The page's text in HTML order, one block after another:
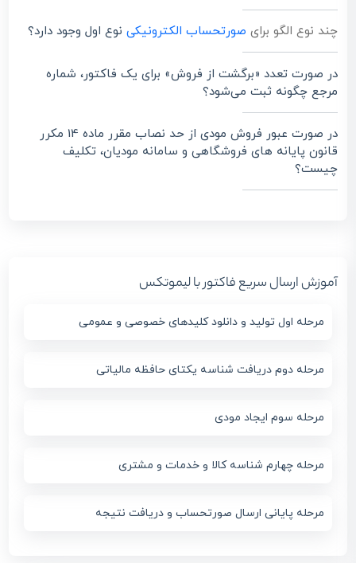
چند نوع الگو برای صورتحساب الکترونیکینوع اول وجود دارد؟
در صورت تعدد «برگشت از فروش» برای یک فاکتور، شماره
مرجع چگونه ثبت می‌شود؟
در صورت عبور فروش مودی از حد نصاب مقرر ماده 14 مکرر
قانون پایانه ‌های فروشگاهی و سامانه مودیان، تکلیف
چیست؟
آموزش ارسال سریع فاکتور با لیموتکس
مرحله اول تولید و دانلود کلیدهای خصوصی و عمومی
مرحله دوم دریافت شناسه یکتای حافظه مالیاتی
مرحله سوم ایجاد مودی
مرحله چهارم شناسه کالا و خدمات و مشتری
مرحله پایانی ارسال صورتحساب و دریافت نتیجه